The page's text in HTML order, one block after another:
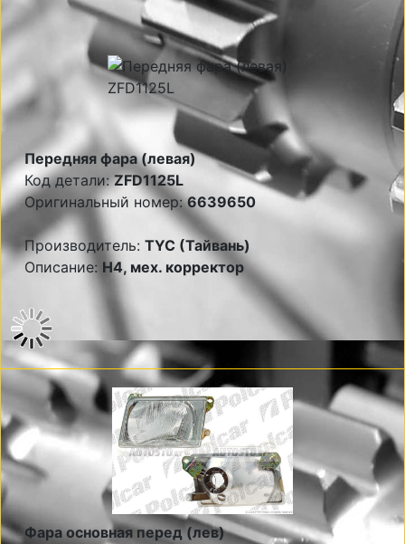
Передняя фара (левая)
Код детали:ZFD1125L
Оригинальный номер:6639650
Производитель: TYC (Тайвань)
Описание: Н4, мех. корректор
Фара основная перед (лев)